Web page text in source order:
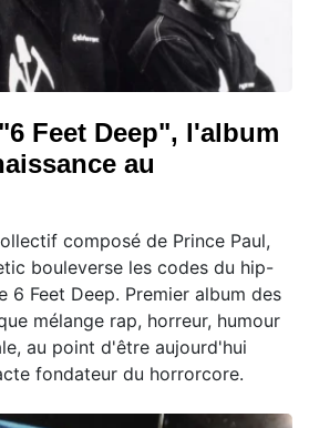
Feet Deep", l'album
au
composé de Prince Paul,
bouleverse les codes du hip-
6 Feet Deep. Premier album des
mélange rap, horreur, humour
au point d'être aujourd'hui
fondateur du horrorcore.